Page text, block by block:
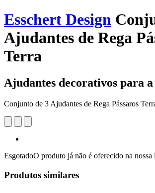
Esschert Design
Ajudantes de Rega
Terra
Ajudantes decorativos para
Conjunto de 3 Ajudantes de Rega Pássaros
EsgotadoO produto já não é oferecido na nossa
Produtos similares